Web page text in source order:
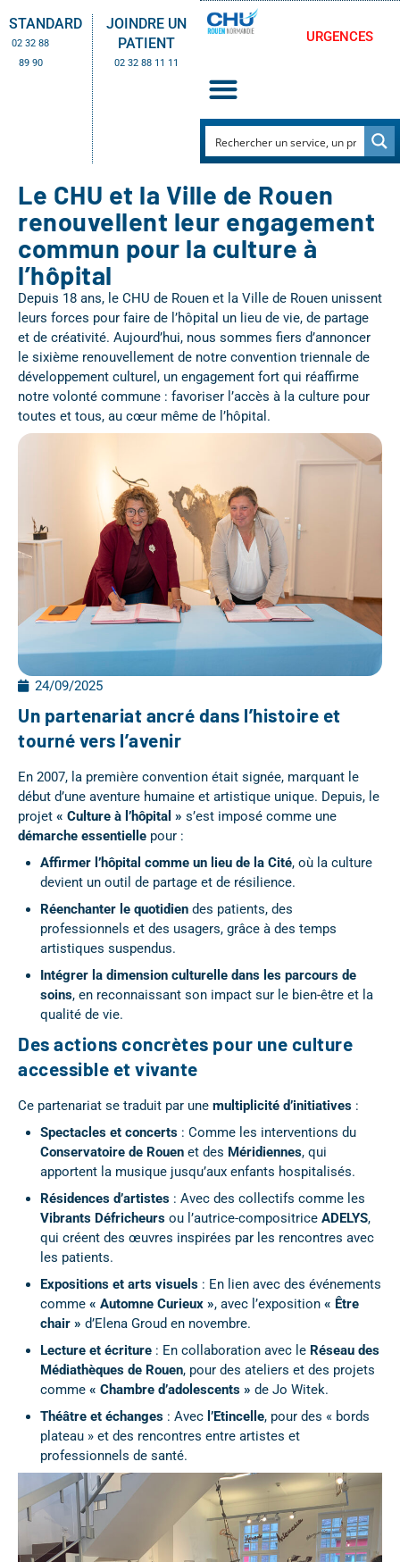
STANDARD
02 32 88
89 90
JOINDRE UN
PATIENT
02 32 88 11 11
URGENCES
Le CHU et la Ville de Rouen
renouvellent leur engagement
commun pour la culture à
l’hôpital
Depuis 18 ans, le CHU de Rouen et la Ville de Rouen unissent
leurs forces pour faire de l’hôpital un lieu de vie, de partage
et de créativité. Aujourd’hui, nous sommes fiers d’annoncer
le sixième renouvellement de notre convention triennale de
développement culturel, un engagement fort qui réaffirme
notre volonté commune : favoriser l’accès à la culture pour
toutes et tous, au cœur même de l’hôpital.
24/09/2025
Un partenariat ancré dans l’histoire et
tourné vers l’avenir
En 2007, la première convention était signée, marquant le
début d’une aventure humaine et artistique unique. Depuis, le
projet « Culture à l’hôpital » s’est imposé comme une
démarche essentielle pour :
Affirmer l’hôpital comme un lieu de la Cité, où la culture
devient un outil de partage et de résilience.
Réenchanter le quotidien des patients, des
professionnels et des usagers, grâce à des temps
artistiques suspendus.
Intégrer la dimension culturelle dans les parcours de
soins, en reconnaissant son impact sur le bien-être et la
qualité de vie.
Des actions concrètes pour une culture
accessible et vivante
Ce partenariat se traduit par une multiplicité d’initiatives :
Spectacles et concerts : Comme les interventions du
Conservatoire de Rouen et des Méridiennes, qui
apportent la musique jusqu’aux enfants hospitalisés.
Résidences d’artistes : Avec des collectifs comme les
Vibrants Défricheurs ou l’autrice-compositrice ADELYS,
qui créent des œuvres inspirées par les rencontres avec
les patients.
Expositions et arts visuels : En lien avec des événements
comme « Automne Curieux », avec l’exposition « Être
chair » d’Elena Groud en novembre.
Lecture et écriture : En collaboration avec le Réseau des
Médiathèques de Rouen, pour des ateliers et des projets
comme « Chambre d’adolescents » de Jo Witek.
Théâtre et échanges : Avec l’Etincelle, pour des « bords
plateau » et des rencontres entre artistes et
professionnels de santé.